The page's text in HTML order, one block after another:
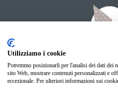
Giochi
Neonato
Utilizziamo i cookie
Potremmo posizionarli per l'analisi dei dati dei
sito Web, mostrare contenuti personalizzati e
eccezionale. Per ulteriori informazioni sui